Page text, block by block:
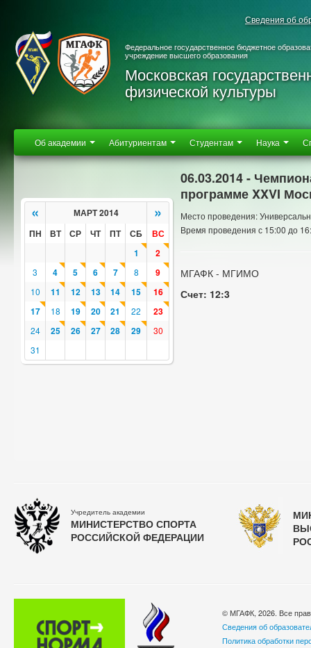
Сведения об
Федеральное государственное бюджетное
учреждение высшего образования
Московская
физической культуры
Об академии Абитуриентам Студентам Наука
« МАРТ 2014 »
ПН ВТ СР ЧТ ПТ СБ
ВС
1
2
3 4 5 6 7 8 9
10 11 12 13 14 15
16
17
18 19 20 21 22 23
24 25 26 27 28 29
30
31
06.03.2014 -
программе XXVI
Место проведения:
Время проведения с 15:00 до
МГАФК - МГИМО
Счет: 12:3
Учредитель академии
МИНИСТЕРСТВО СПОРТА
РОССИЙСКОЙ ФЕДЕРАЦИИ
© МГАФК, 2026. Все
Сведения об
Политика обработки